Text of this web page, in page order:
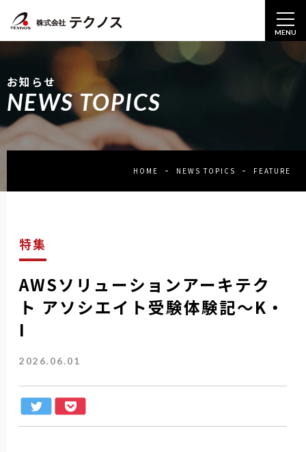
MENU
お知らせ
NEWS TOPICS
HOME NEWS TOPICS FEATURE
特集
AWSソリューションアーキテク
ト アソシエイト受験体験記～K・
I
2026.06.01